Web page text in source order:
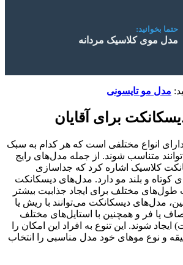
حتما بخوانید:
مدل موی کلاسیک مردانه
مدل مو تایسونی
برای آقایان
انواع مختلفی است که هر کدام به سبک
متناسب شوند. از جمله مدل‌های رایج
کلاسیک اشاره کرد که جداسازی
و بلند مو دارد. مدل‌های دیسکانکت
طول‌های مختلف برای ایجاد جذابیت بیشتر
مدل‌های دیسکانکت می‌توانند با ریش یا
یا فر و همچنین با استایل‌های مختلف
ایجاد شوند. این تنوع به افراد این امکان را
و نوع موهای خود مدل مناسبی را انتخاب